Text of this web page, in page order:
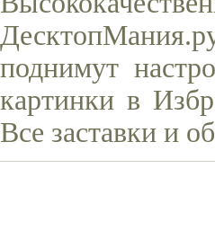
поднимут
картинки в
Все заставки и